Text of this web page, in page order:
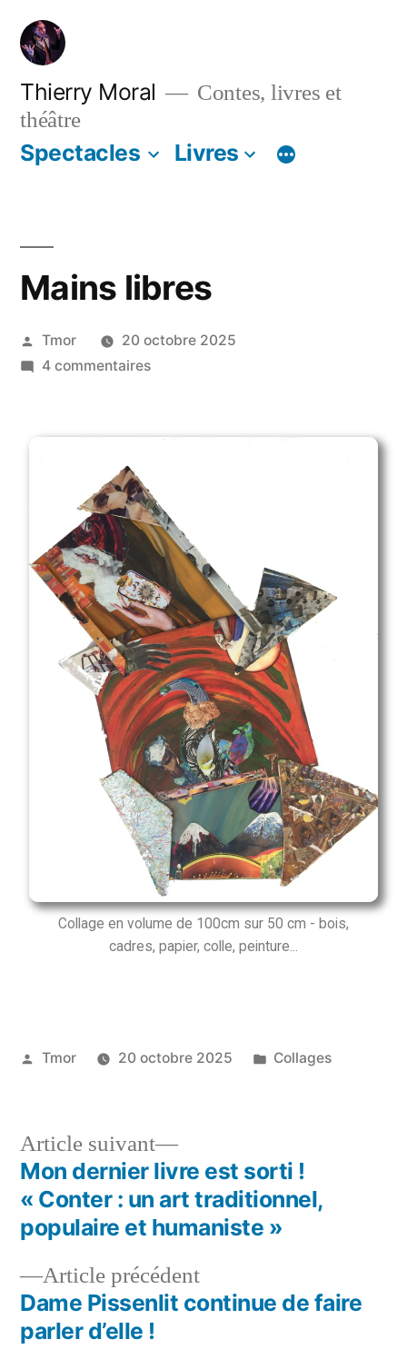
Thierry Moral
Contes, livres et
théâtre
Spectacles Livres
Mains libres
Tmor
20 octobre 2025
4 commentaires
Collage en volume de 100cm sur 50 cm - bois,
cadres, papier, colle, peinture...
Tmor 20 octobre 2025 Collages
Article précédent
Dame Pissenlit continue de faire
parler d’elle !
Article suivant
Mon dernier livre est sorti !
« Conter : un art traditionnel,
populaire et humaniste »